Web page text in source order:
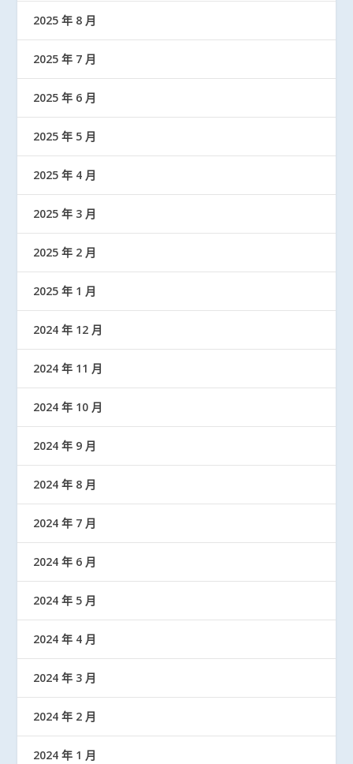
2025 年 8 月
2025 年 7 月
2025 年 6 月
2025 年 5 月
2025 年 4 月
2025 年 3 月
2025 年 2 月
2025 年 1 月
2024 年 12 月
2024 年 11 月
2024 年 10 月
2024 年 9 月
2024 年 8 月
2024 年 7 月
2024 年 6 月
2024 年 5 月
2024 年 4 月
2024 年 3 月
2024 年 2 月
2024 年 1 月